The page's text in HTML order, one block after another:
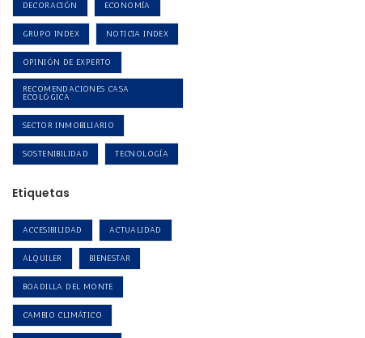
DECORACIÓN ECONOMÍA
GRUPO INDEX NOTICIA INDEX
OPINIÓN DE EXPERTO
RECOMENDACIONES CASA
ECOLÓGICA
SECTOR INMOBILIARIO
SOSTENIBILIDAD TECNOLOGÍA
Etiquetas
ACCESIBILIDAD ACTUALIDAD
ALQUILER BIENESTAR
BOADILLA DEL MONTE
CAMBIO CLIMÁTICO